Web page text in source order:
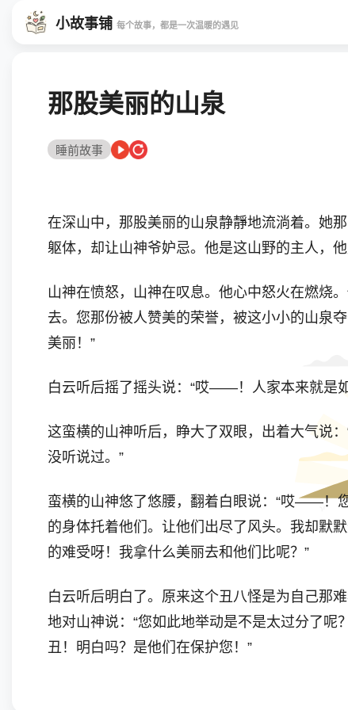
小故事铺 每个故事，都是一次温暖的遇见
那股美丽的山泉
睡前故事
在深山中，那股美丽的山泉静靜地流淌着。她
躯体，却让山神爷妒忌。他是这山野的主人，
山神在愤怒，山神在叹息。他心中怒火在燃烧
去。您那份被人赞美的荣誉，被这小小的山泉
美丽！”
白云听后摇了摇头说：“哎——！人家本来就是
这蛮横的山神听后，睁大了双眼，出着大气说
没听说过。”
蛮横的山神悠了悠腰，翻着白眼说：“哎——！
的身体托着他们。让他们出尽了风头。我却默
的难受呀！我拿什么美丽去和他们比呢？”
白云听后明白了。原来这个丑八怪是为自己那
地对山神说：“您如此地举动是不是太过分了
丑！明白吗？是他们在保护您！”